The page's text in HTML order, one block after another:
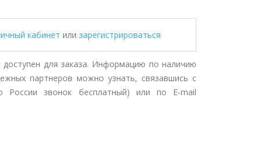
кабинет или зарегистрироваться
для заказа. Информацию по наличию
партнеров можно узнать, связавшись с
звонок бесплатный) или по E-mail